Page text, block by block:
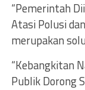
“Pemerintah
Atasi Polusi
merupakan
“Kebangkitan
Publik Dorong